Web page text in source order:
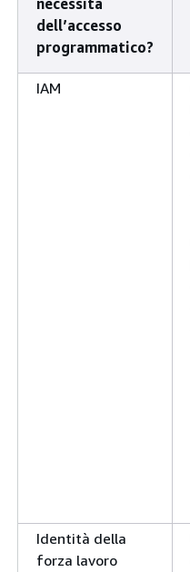
necessita
dell’accesso
programmatico?
IAM
Identità della
forza lavoro